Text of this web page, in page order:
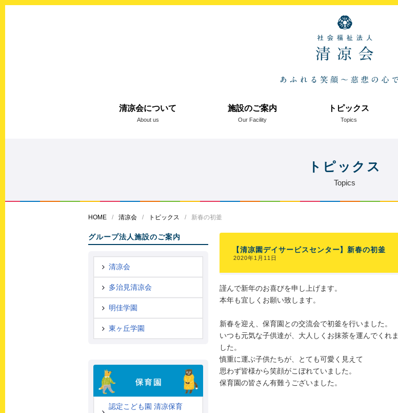
清凉会について
About us
施設のご案内
Our Facility
トピックス
Topics
トピックス
Topics
HOME 清凉会 トピックス 新春の初釜
グループ法人施設のご案内
清凉会
多治見清凉会
明佳学園
東ヶ丘学園
認定こども園 清凉保育
【清凉園デイサービスセンター】新春の初釜
2020年1月11日
謹んで新年のお喜びを申し上げます。
本年も宜しくお願い致します。
新春を迎え、保育園との交流会で初釜を行いました。
いつも元気な子供達が、大人しくお抹茶を運んでくれま
した。
慎重に運ぶ子供たちが、とても可愛く見えて
思わず皆様から笑顔がこぼれていました。
保育園の皆さん有難うございました。